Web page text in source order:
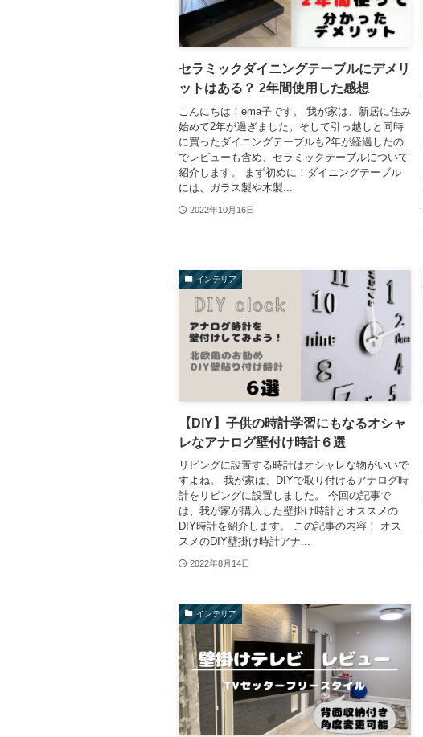
セラミックダイニングテーブルにデメリ
ットはある？ 2年間使用した感想
こんにちは！ema子です。 我が家は、新居に住み
始めて2年が過ぎました。そして引っ越しと同時
に買ったダイニングテーブルも2年が経過したの
でレビューも含め、セラミックテーブルについて
紹介します。 まず初めに！ダイニングテーブル
には、ガラス製や木製...
2022年10月16日
インテリア
【DIY】子供の時計学習にもなるオシャ
レなアナログ壁付け時計６選
リビングに設置する時計はオシャレな物がいいで
すよね。 我が家は、DIYで取り付けるアナログ時
計をリビングに設置しました。 今回の記事で
は、我が家が購入した壁掛け時計とオススメの
DIY時計を紹介します。 この記事の内容！ オス
スメのDIY壁掛け時計アナ...
2022年8月14日
インテリア